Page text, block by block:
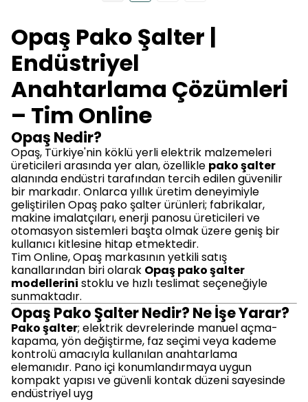
Opaş Pako Şalter |
Endüstriyel
Anahtarlama Çözümleri
– Tim Online
Opaş Nedir?
Opaş, Türkiye'nin köklü yerli elektrik malzemeleri
üreticileri arasında yer alan, özellikle pako şalter
alanında endüstri tarafından tercih edilen güvenilir
bir markadır. Onlarca yıllık üretim deneyimiyle
geliştirilen Opaş pako şalter ürünleri; fabrikalar,
makine imalatçıları, enerji panosu üreticileri ve
otomasyon sistemleri başta olmak üzere geniş bir
kullanıcı kitlesine hitap etmektedir.
Tim Online, Opaş markasının yetkili satış
kanallarından biri olarak Opaş pako şalter
modellerini stoklu ve hızlı teslimat seçeneğiyle
sunmaktadır.
Opaş Pako Şalter Nedir? Ne İşe Yarar?
Pako şalter; elektrik devrelerinde manuel açma-
kapama, yön değiştirme, faz seçimi veya kademe
kontrolü amacıyla kullanılan anahtarlama
elemanıdır. Pano içi konumlandırmaya uygun
kompakt yapısı ve güvenli kontak düzeni sayesinde
endüstriyel uyg